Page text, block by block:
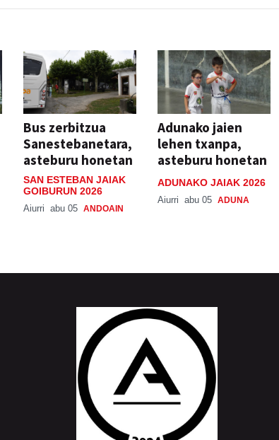
Bus zerbitzua
Sanestebanetara,
asteburu honetan
SAN ESTEBAN JAIAK
GOIBURUN 2026
Aiurri abu 05 ANDOAIN
Adunako jaien
lehen txanpa,
asteburu honetan
ADUNAKO JAIAK 2026
Aiurri abu 05 ADUNA